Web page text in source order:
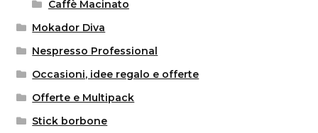
Caffè Macinato
Mokador Diva
Nespresso Professional
Occasioni, idee regalo e offerte
Offerte e Multipack
Stick borbone